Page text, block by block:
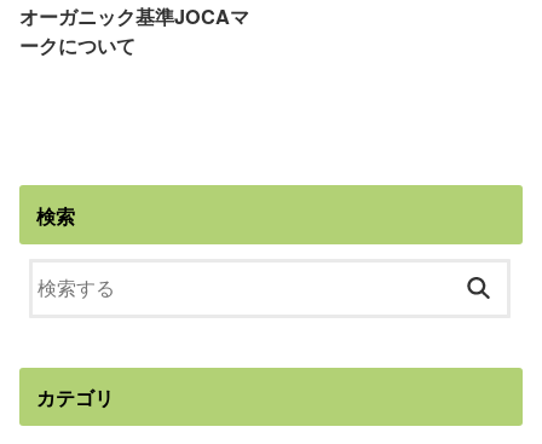
オーガニック基準JOCAマ
ークについて
検索
カテゴリ